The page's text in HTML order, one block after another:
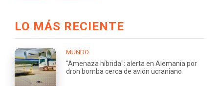
LO MÁS RECIENTE
MUNDO
"Amenaza híbrida": alerta en Alemania por
dron bomba cerca de avión ucraniano